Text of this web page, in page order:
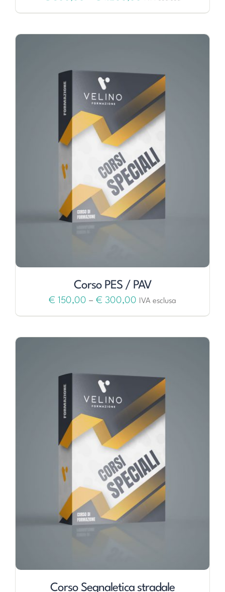
Corso PES / PAV
€ 150,00 – € 300,00 IVA esclusa
Corso Segnaletica stradale